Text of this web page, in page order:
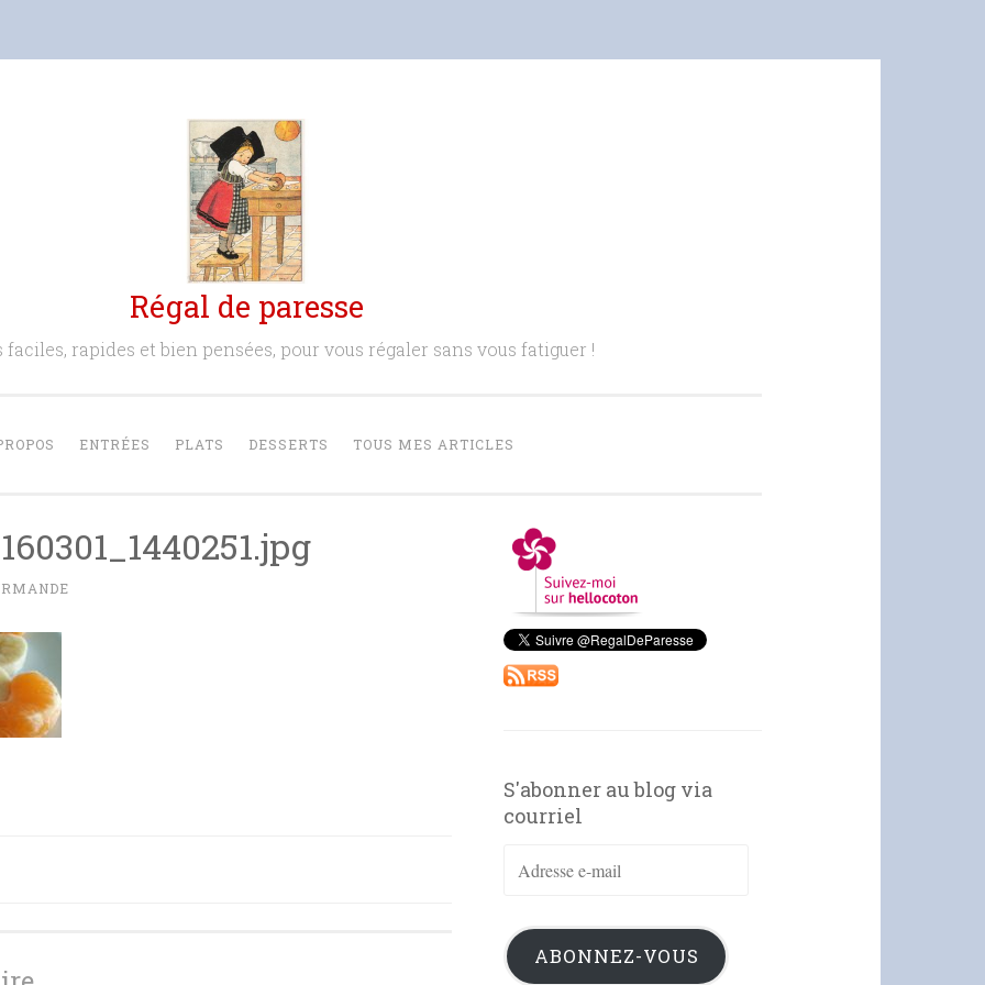
Régal de paresse
faciles, rapides et bien pensées, pour vous régaler sans vous fatiguer !
ENTRÉES PLATS DESSERTS TOUS MES ARTICLES
S'abonner au blog via
courriel
Adresse
mail
ABONNEZ-VOUS